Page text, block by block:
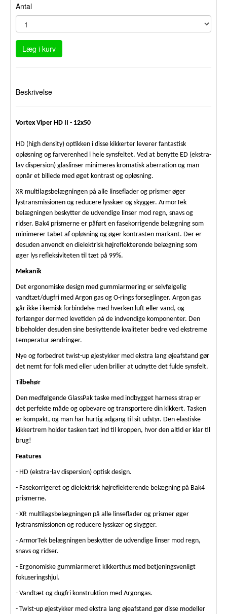
Antal
Læg i kurv
Beskrivelse
Vortex Viper HD II - 12x50
HD (high density) optikken i disse kikkerter leverer fantastisk
opløsning og farverenhed i hele synsfeltet. Ved at benytte ED (ekstra-
lav dispersion) glaslinser minimeres kromatisk aberration og man
opnår et billede med øget kontrast og opløsning.
XR multilagsbelægningen på alle linseflader og prismer øger
lystransmissionen og reducere lysskær og skygger. ArmorTek
belægningen beskytter de udvendige linser mod regn, snavs og
ridser. Bak4 prismerne er påført en fasekorrigende belægning som
minimerer tabet af opløsning og øger kontrasten markant. Der er
desuden anvendt en dielektrisk højreflekterende belægning som
øger lys refleksiviteten til tæt på 99%.
Mekanik
Det ergonomiske design med gummiarmering er selvfølgelig
vandtæt/dugfri med Argon gas og O-rings forseglinger. Argon gas
går ikke i kemisk forbindelse med hverken luft eller vand, og
forlænger dermed levetiden på de indvendige komponenter. Den
bibeholder desuden sine beskyttende kvaliteter bedre ved ekstreme
temperatur ændringer.
Nye og forbedret twist-up øjestykker med ekstra lang øjeafstand gør
det nemt for folk med eller uden briller at udnytte det fulde synsfelt.
Tilbehør
Den medfølgende GlassPak taske med indbygget harness strap er
det perfekte måde og opbevare og transportere din kikkert. Tasken
er kompakt, og man har hurtig adgang til sit udstyr. Den elastiske
kikkertrem holder tasken tæt ind til kroppen, hvor den altid er klar til
brug!
Features
- HD (ekstra-lav dispersion) optisk design.
- Fasekorrigeret og dielektrisk højreflekterende belægning på Bak4
prismerne.
- XR multilagsbelægningen på alle linseflader og prismer øger
lystransmissionen og reducere lysskær og skygger.
- ArmorTek belægningen beskytter de udvendige linser mod regn,
snavs og ridser.
- Ergonomiske gummiarmeret kikkerthus med betjeningsvenligt
fokuseringshjul.
- Vandtæt og dugfri konstruktion med Argongas.
- Twist-up øjestykker med ekstra lang øjeafstand gør disse modeller